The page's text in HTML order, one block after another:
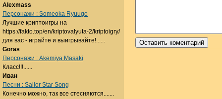
Alexmass
Персонажи : Someoka Ryuugo
Лучшие криптоигры на
https://fakto.top/en/kriptovalyuta-2/kriptoigry/
для вас - играйте и выигрывайте!......
Goras
Персонажи : Akemiya Masaki
Класс!!!......
Иван
Песни : Sailor Star Song
Конечно можно, так все стесняются.......